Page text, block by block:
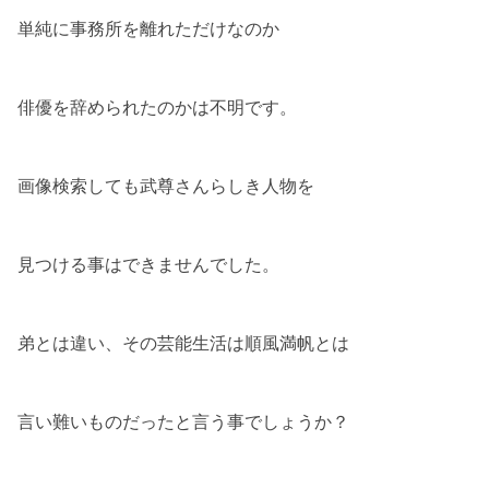
単純に事務所を離れただけなのか
俳優を辞められたのかは不明です。
画像検索しても武尊さんらしき人物を
見つける事はできませんでした。
弟とは違い、その芸能生活は順風満帆とは
言い難いものだったと言う事でしょうか？